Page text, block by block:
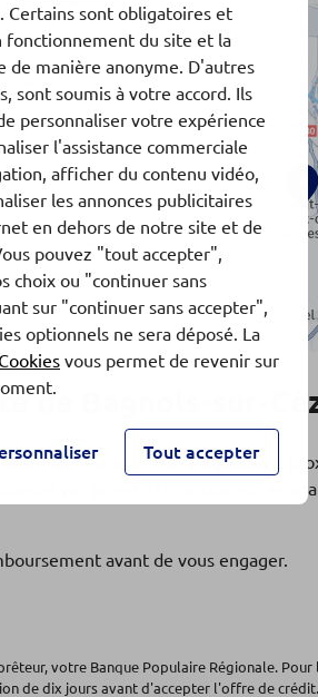
de Bagnols-sur-
dans l'une de nos5 agences
à
vos projets(1), de conseils en
avant de vous engager.
votre Banque Populaire Régionale.
de dix jours avant d'accepter l'offre de
Certains sont obligatoires et
du site et la
de manière anonyme. D'autres
sont soumis à votre accord. Ils
personnaliser votre expérience
l'assistance commerciale
afficher du contenu vidéo,
les annonces publicitaires
en dehors de notre site et de
pouvez "tout accepter",
choix ou "continuer sans
sur "continuer sans accepter",
optionnels ne sera déposé. La
vous permet de revenir sur
Tout accepter